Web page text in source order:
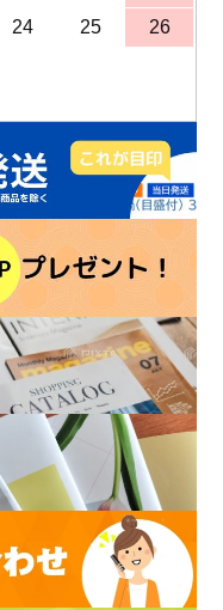
24 25
26